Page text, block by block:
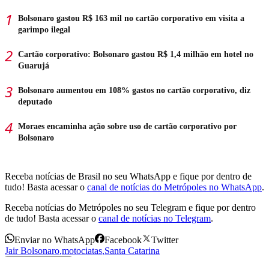
Bolsonaro gastou R$ 163 mil no cartão corporativo em visita a
garimpo ilegal
Cartão corporativo: Bolsonaro gastou R$ 1,4 milhão em hotel no
Guarujá
Bolsonaro aumentou em 108% gastos no cartão corporativo, diz
deputado
Moraes encaminha ação sobre uso de cartão corporativo por
Bolsonaro
Receba notícias de Brasil no seu WhatsApp e fique por dentro de
tudo! Basta acessar o canal de notícias do Metrópoles no WhatsApp.
Receba notícias do Metrópoles no seu Telegram e fique por dentro
de tudo! Basta acessar o canal de notícias no Telegram.
Enviar no WhatsApp Facebook
Twitter
Jair Bolsonaro,motociatas,Santa Catarina